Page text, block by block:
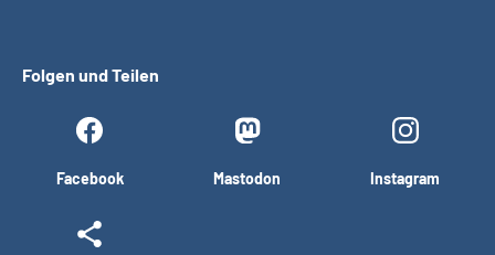
Folgen und Teilen
Facebook Mastodon Instagram